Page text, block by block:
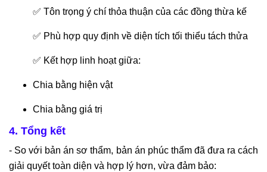
✅ Tôn trọng ý chí thỏa thuận của các đồng thừa kế
✅ Phù hợp quy định về diện tích tối thiểu tách thửa
✅ Kết hợp linh hoạt giữa:
Chia bằng hiện vật
Chia bằng giá trị
4. Tổng kết
- So với bản án sơ thẩm, bản án phúc thẩm đã đưa ra cách
giải quyết toàn diện và hợp lý hơn, vừa đảm bảo: